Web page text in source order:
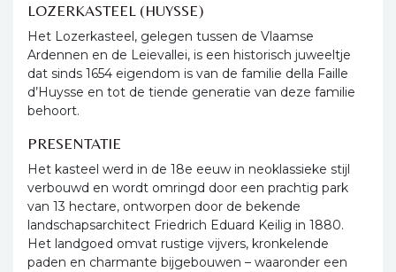
LOZERKASTEEL (HUYSSE)
Het Lozerkasteel, gelegen tussen de Vlaamse
Ardennen en de Leievallei, is een historisch juweeltje
dat sinds 1654 eigendom is van de familie della Faille
d’Huysse en tot de tiende generatie van deze familie
behoort.
PRESENTATIE
Het kasteel werd in de 18e eeuw in neoklassieke stijl
verbouwd en wordt omringd door een prachtig park
van 13 hectare, ontworpen door de bekende
landschapsarchitect Friedrich Eduard Keilig in 1880.
Het landgoed omvat rustige vijvers, kronkelende
paden en charmante bijgebouwen – waaronder een